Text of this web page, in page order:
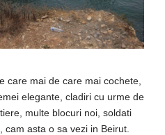
care mai de care mai cochete,
elegante, cladiri cu urme de
multe blocuri noi, soldati
asta o sa vezi in Beirut.